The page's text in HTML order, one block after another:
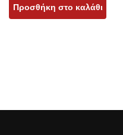
Προσθήκη στο καλάθι